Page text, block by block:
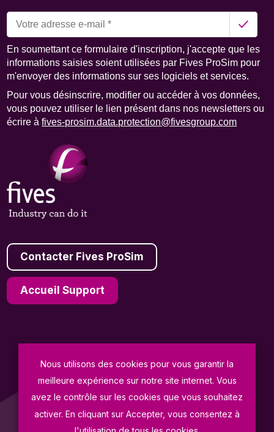
Contacter Fives ProSim
Accueil Support
En soumettant ce formulaire d'inscription, j'accepte que les
informations saisies soient utilisées par Fives ProSim pour
m'envoyer des informations sur ses logiciels et services.
Pour vous désinscrire, modifier ou accéder à vos données,
vous pouvez utiliser le lien présent dans nos newsletters ou
écrire àfives-prosim.data.protection@fivesgroup.com
© Fives ProSim 2026
Conditions Générales de Vente
Politique de Confidentialité
Mentions Légales
Nous utilisons des cookies pour vous garantir la
meilleure expérience sur notre site internet. Vous
avez le contrôle sur les cookies que vous souhaitez
activer. En cliquant sur Accepter, vous consentez à